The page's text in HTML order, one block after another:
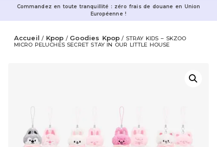
Commandez en toute tranquillité : zéro frais de douane en Union
Européenne !
Accueil / Kpop / Goodies Kpop/ STRAY KIDS – SKZOO
MICRO PELUCHES SECRET STAY IN OUR LITTLE HOUSE